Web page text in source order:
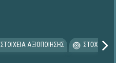
ΣΤΟΙΧΕΙΑ ΑΞΙΟΠΟΙΗΣΗΣ